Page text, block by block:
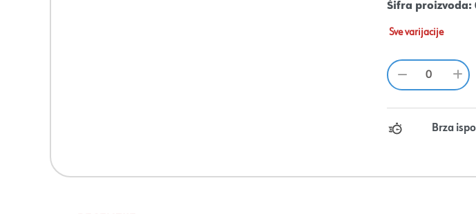
Šifra proizvoda:
Sve varijacije
Brza